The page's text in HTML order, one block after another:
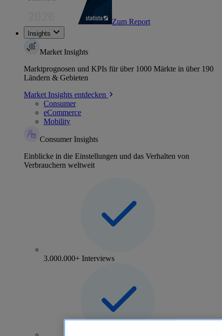
Zum Report
Insights
Market Insights
Marktprognosen und KPIs für über 1000 Märkte in über 190
Ländern & Gebieten
Market Insights entdecken
Consumer
eCommerce
Mobility
Consumer Insights
Einblicke in die Einstellungen und das Verhalten von
Verbrauchern weltweit
3.000.000+ Interviews